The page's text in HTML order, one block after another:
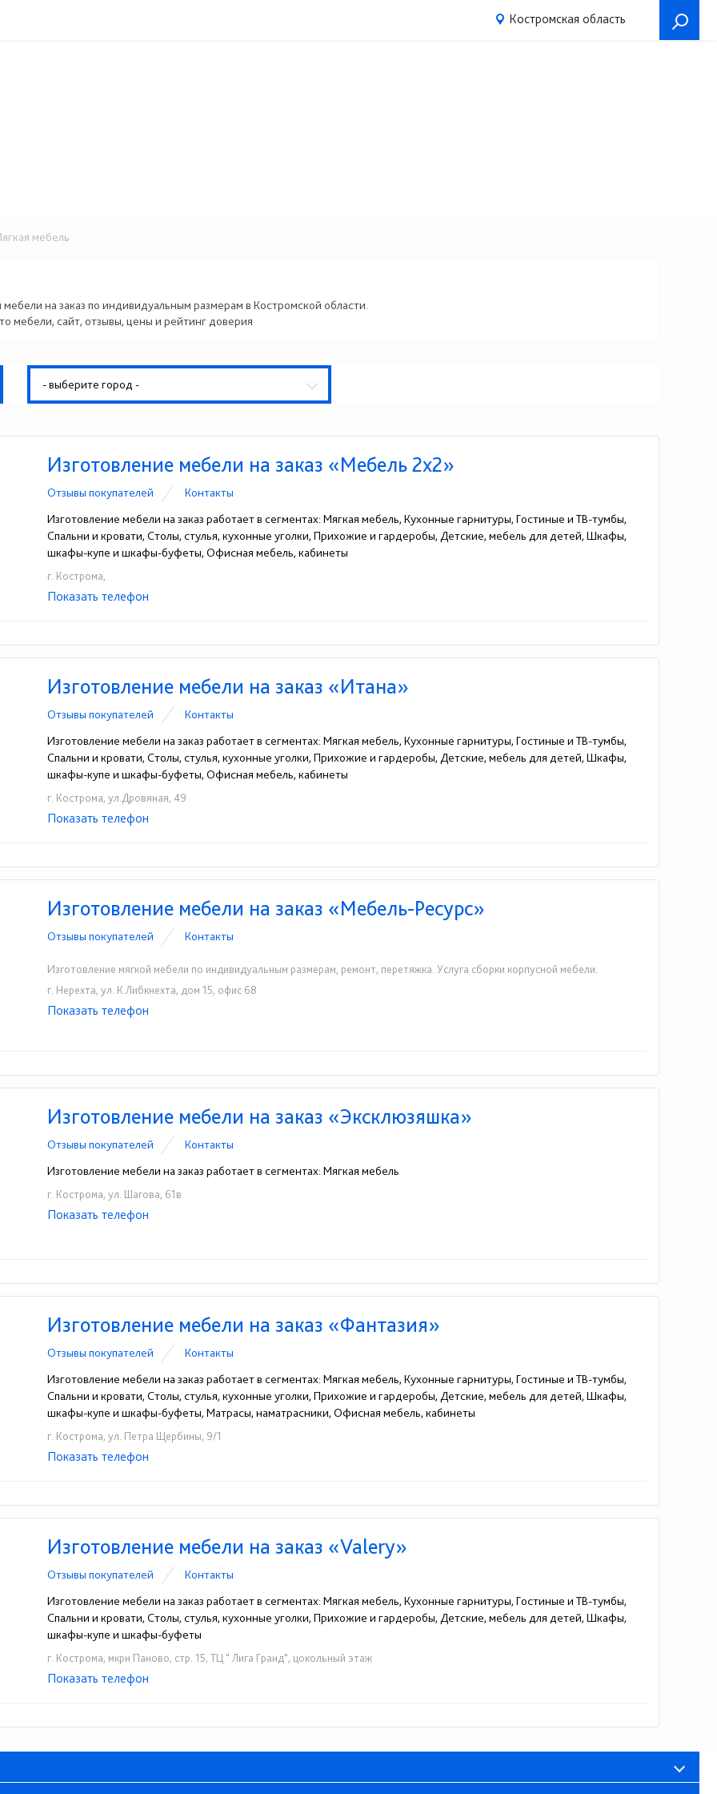
Костромская область
мебель
на заказ по индивидуальным размерам в Костромской области.
мебели, сайт, отзывы, цены и рейтинг доверия
- выберите город -
Изготовление мебели на заказ «Мебель 2х2»
Отзывы покупателей
Контакты
Изготовление мебели на заказ работает в сегментах: Мягкая мебель, Кухонные гарнитуры, Гостиные и ТВ-тумбы,
Спальни и кровати, Столы, стулья, кухонные уголки, Прихожие и гардеробы, Детские, мебель для детей, Шкафы,
шкафы-купе и шкафы-буфеты, Офисная мебель, кабинеты
г. Кострома,
☎+7(4942)49-25-59
Показать телефон
Изготовление мебели на заказ «Итана»
Отзывы покупателей
Контакты
Изготовление мебели на заказ работает в сегментах: Мягкая мебель, Кухонные гарнитуры, Гостиные и ТВ-тумбы,
Спальни и кровати, Столы, стулья, кухонные уголки, Прихожие и гардеробы, Детские, мебель для детей, Шкафы,
шкафы-купе и шкафы-буфеты, Офисная мебель, кабинеты
г. Кострома, ул.Дровяная, 49
☎+7(4942)42-50-04
Показать телефон
Изготовление мебели на заказ «Мебель-Ресурс»
Отзывы покупателей Контакты
Изготовление мягкой мебели по индивидуальным размерам, ремонт, перетяжка. Услуга сборки корпусной мебели.
г. Нерехта, ул. К.Либкнехта, дом 15, офис 68
☎+7(953)660-05-71
Показать телефон
Изготовление мебели на заказ «Эксклюзяшка»
Отзывы покупателей
Контакты
Изготовление мебели на заказ работает в сегментах: Мягкая мебель
г. Кострома, ул. Шагова, 61в
☎+7(4942)30-11-66
Показать телефон
Изготовление мебели на заказ «Фантазия»
Отзывы покупателей
Контакты
Изготовление мебели на заказ работает в сегментах: Мягкая мебель, Кухонные гарнитуры, Гостиные и ТВ-тумбы,
Спальни и кровати, Столы, стулья, кухонные уголки, Прихожие и гардеробы, Детские, мебель для детей, Шкафы,
шкафы-купе и шкафы-буфеты, Матрасы, наматрасники, Офисная мебель, кабинеты
г. Кострома, ул. Петра Щербины, 9/1
☎+7(4942)42-20-82
Показать телефон
Изготовление мебели на заказ «Valery»
Отзывы покупателей
Контакты
Изготовление мебели на заказ работает в сегментах: Мягкая мебель, Кухонные гарнитуры, Гостиные и ТВ-тумбы,
Спальни и кровати, Столы, стулья, кухонные уголки, Прихожие и гардеробы, Детские, мебель для детей, Шкафы,
шкафы-купе и шкафы-буфеты
г. Кострома, мкрн Паново, стр. 15, ТЦ " Лига Гранд", цокольный этаж
☎+7 (4942) 36-00-06
Показать телефон